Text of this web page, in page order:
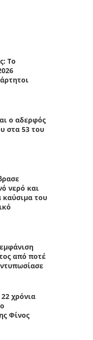
Το
ο αδερφός
στα 53 του
νερό και
καύσιμα του
από ποτέ
χρόνια
Φίνος